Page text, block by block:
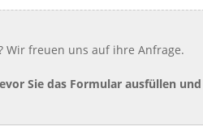
Wir freuen uns auf ihre Anfrage.
Sie das Formular ausfüllen